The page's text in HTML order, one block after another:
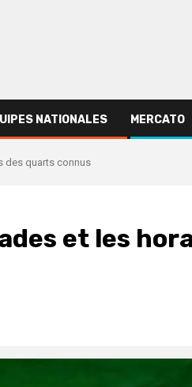
NATIONALES MERCATO
des quarts connus
et les